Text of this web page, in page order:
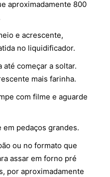
aproximadamente 800
e acrescente,
no liquidificador.
até começar a soltar.
mais farinha.
com filme e aguarde
em pedaços grandes.
ou no formato que
assar em forno pré
por aproximadamente